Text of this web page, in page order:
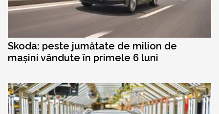
Skoda: peste jumătate de milion de
mașini vândute în primele 6 luni